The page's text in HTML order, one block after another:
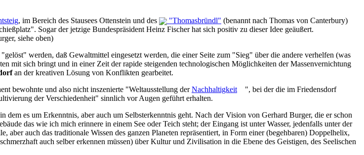
, im Bereich des Stausees Ottenstein und des "Thomasbründl" (benannt nach Thomas von Canterbury)
Sogar der jetzige Bundespräsident Heinz Fischer hat sich positiv zu dieser Idee geäußert.
siehe oben)
werden, daß Gewaltmittel eingesetzt werden, die einer Seite zum "Sieg" über die andere verhelfen (was
mit sich bringt und in einer Zeit der rapide steigenden technologischen Möglichkeiten der Massenvernichtung
an der kreativen Lösung von Konflikten gearbeitet.
bewohnte und also nicht inszenierte "Weltausstellung derNachhaltigkeit
", bei der die im Friedensdorf
der Verschiedenheit" sinnlich vor Augen geführt erhalten.
dem es um Erkenntnis, aber auch um Selbsterkenntnis geht. Nach der Vision von Gerhard Burger, die er schon
das wie ich mich erinnere in einem See oder Teich steht; der Eingang ist unter Wasser, jedenfalls unter der
aber auch das traditionale Wissen des ganzen Planeten repräsentiert, in Form einer (begehbaren) Doppelhelix,
auch selber erkennen müssen) über Kultur und Zivilisation in die Ebene des Geistigen, des Seelischen